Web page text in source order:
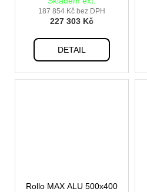
vestavbu
187 854 Kč bez DPH
227 303 Kč
DETAIL
Rollo MAX ALU 500x400